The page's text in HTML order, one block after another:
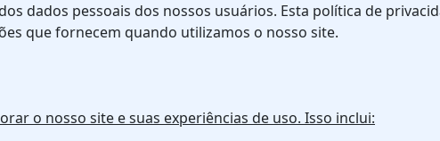
dados pessoais dos nossos usuários. Esta política de
que fornecem quando utilizamos o nosso site.
o nosso site e suas experiências de uso. Isso inclui: